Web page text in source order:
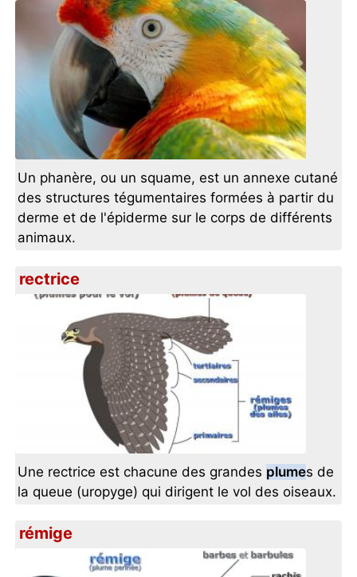
Un phanère, ou un squame, est un annexe cutané
des structures tégumentaires formées à partir du
derme et de l'épiderme sur le corps de différents
animaux.
rectrice
Une rectrice est chacune des grandes plumes de
la queue (uropyge) qui dirigent le vol des oiseaux.
rémige